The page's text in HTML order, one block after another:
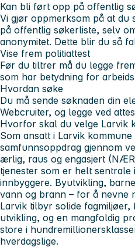
Kan bli ført opp på offentlig
Vi gjør oppmerksom på at
på offentlig søkerliste, selv
anonymitet. Dette blir du så
Vise frem politiattest
Før du tiltrer må du legge
som har betydning for
Hvordan søke
Du må sende søknaden din
Webcruiter, og legge ved
Hvorfor skal du velge Larvik
Som ansatt i Larvik
samfunnsoppdrag gjennom
ærlig, raus og engasjert
tjenester som er helt sentrale
innbyggere. Byutvikling,
vann og brann – for å nevne
Larvik tilbyr solide
utvikling, og en mangfoldig
store i
hverdagslige.